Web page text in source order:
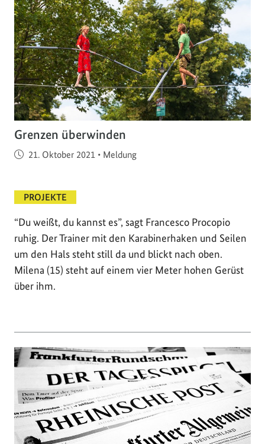
Grenzen überwinden
Veröffentlicht am
21. Oktober 2021 • Meldung
PROJEKTE
“Du weißt, du kannst es”, sagt Francesco Procopio
ruhig. Der Trainer mit den Karabinerhaken und Seilen
um den Hals steht still da und blickt nach oben.
Milena (15) steht auf einem vier Meter hohen Gerüst
über ihm.